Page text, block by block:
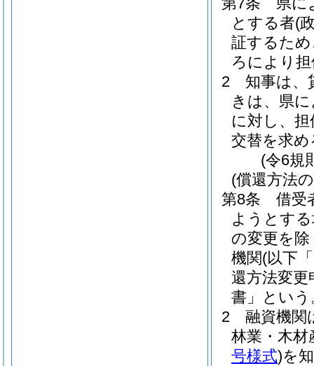
とする者(
証するた
ろにより
2
知事は、
きは、県
に対し、
交替を求
(令6規
(償還方法
第8条
借受
ようとす
の変更を除
機関(以下
還方法変更
書」という
2
融資機関
林業・木材
号様式)を